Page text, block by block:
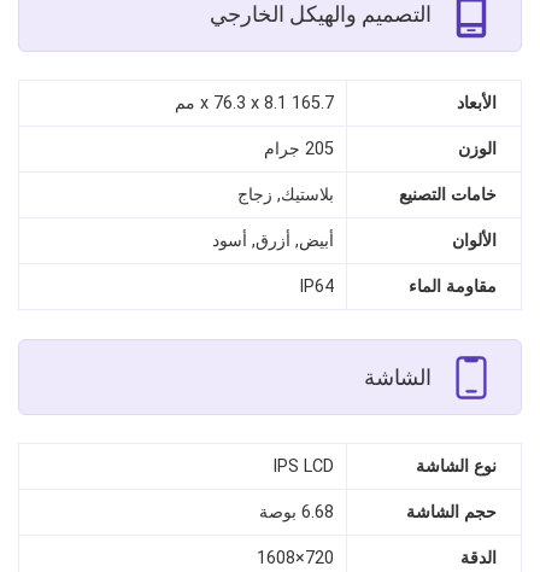
التصميم والهيكل الخارجي
الأبعاد 165.7 x 76.3 x 8.1 مم
الوزن 205 جرام
خامات التصنيع بلاستيك, زجاج
الألوان أبيض, أزرق, أسود
مقاومة الماء IP64
الشاشة
نوع الشاشة IPS LCD
حجم الشاشة 6.68 بوصة
الدقة 720×1608